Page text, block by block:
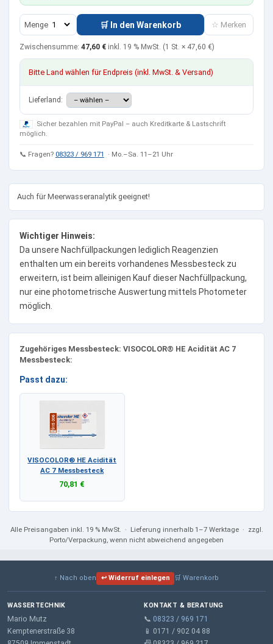
Menge 🛒 In den Warenkorb ☆ Merken
Zwischensumme: 47,60 € inkl. 19 % MwSt. (1 St. × 47,60 €)
Bitte Land wählen für Endpreis (inkl. MwSt. & Versand)
Lieferland:
Sicher bezahlen mit PayPal – auch Kreditkarte & Lastschrift
möglich.
📞 Fragen? 08323 / 969 171 · Mo.–Sa. 11–21 Uhr
Auch für Meerwasseranalytik geeignet!
Wichtiger Hinweis:
Da unsere Nachfüllpackungen lediglich Reagenzien
enthalten um ein bereits vorhandenes Messbesteck zu
erweitern, ist beim alleinigen Kauf dieser Nachfüllpackung,
nur eine photometrische Auswertung mittels Photometer
möglich.
Zugehöriges Messbesteck: VISOCOLOR® HE Acidität AC 7
Messbesteck:
Passt dazu:
VISOCOLOR® HE Acidität
AC 7 Messbesteck
70,81 €
Alle Preisangaben inkl. 19 % MwSt. · Lieferung innerhalb 1–7 Werktage · zzgl.
Porto/Verpackung, wenn nicht abweichend angegeben
↑ Nach oben ↩ Widerruf einlegen 🛒 Warenkorb
WASSERTECHNIK
Mario Mutz
Kemptenerstraße 38
KONTAKT & BERATUNG
📞 08323 / 969 171
📱 0171 / 902 04 88